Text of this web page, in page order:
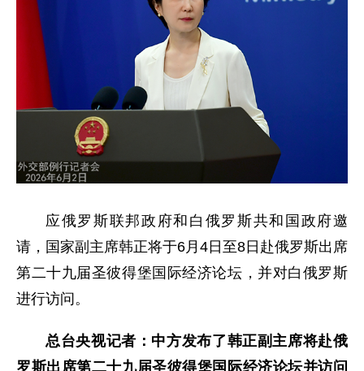
应俄罗斯联邦政府和白俄罗斯共和国政府邀
请，国家副主席韩正将于6月4日至8日赴俄罗斯出席
第二十九届圣彼得堡国际经济论坛，并对白俄罗斯
进行访问。
总台央视记者：中方发布了韩正副主席将赴俄
罗斯出席第二十九届圣彼得堡国际经济论坛并访问